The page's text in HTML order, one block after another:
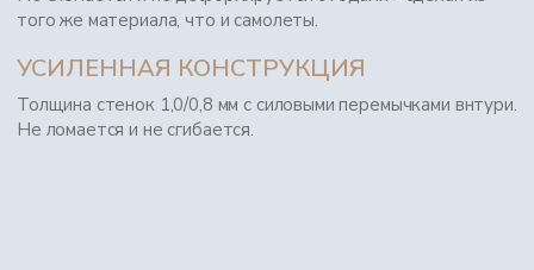
того же материала, что и самолеты.
УСИЛЕННАЯ КОНСТРУКЦИЯ
Толщина стенок 1,0/0,8 мм с силовыми перемычками внтури.
Не ломается и не сгибается.